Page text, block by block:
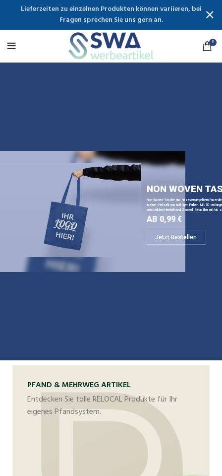
0
NON WOVEN
Non-Woven-Tasche aus hitzeversiegeltem
in einer Vielzahl von kräftigen Farben. Mit 50 cm
verstärkten Henkeln und Zwickel. Belastbar mit bis
Jetzt Bestellen
AB 0,99 €
PFAND & MEHRWEG ARTIKEL
Entdecken Sie tolle RELOCAL Produkte für Ihr
eigenes Pfandsystem.
Lieferzeiten zu einzelnen Produkten können variieren, bei
Fragen sprechen Sie uns gern an.